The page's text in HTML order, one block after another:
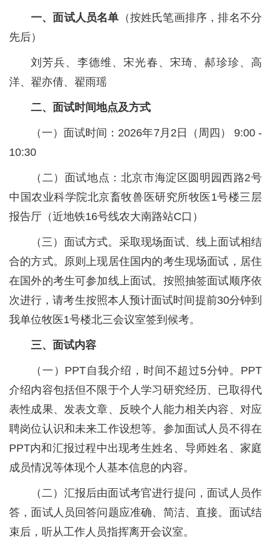
一、面试人员名单 （按姓氏笔画排序，排名不分
先后）
刘芳兵、李德维、宋光春、宋琦、郝珍珍、高
洋、翟亦倩、翟雨瑶
二、面试时间地点及方式
（一）面试时间：2026年7月2日（周四） 9:00 -
10:30
（二）面试地点：北京市海淀区圆明园西路2号
中国农业科学院北京畜牧兽医研究所牧医1号楼三层
报告厅（近地铁16号线农大南路站C口）
（三）面试方式。采取现场面试、线上面试相结
合的方式。原则上现居住国内的考生现场面试，居住
在国外的考生可参加线上面试。按照抽签面试顺序依
次进行，请考生按照本人预计面试时间提前30分钟到
我单位牧医1号楼北三会议室签到候考。
三、面试内容
（一）PPT自我介绍，时间不超过5分钟。PPT
介绍内容包括但不限于个人学习研究经历、已取得代
表性成果、发表文章、反映个人能力相关内容、对应
聘岗位认识和未来工作设想等。参加面试人员不得在
PPT内和汇报过程中出现考生姓名、导师姓名、家庭
成员情况等体现个人基本信息的内容。
（二）汇报后由面试考官进行提问，面试人员作
答，面试人员回答问题应准确、简洁、直接。面试结
束后，听从工作人员指挥离开会议室。